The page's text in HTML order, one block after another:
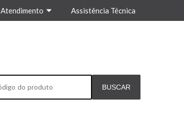
Atendimento Assistência Técnica